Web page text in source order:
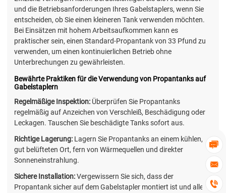



und die Betriebsanforderungen Ihres Gabelstaplers, wenn Sie
entscheiden, ob Sie einen kleineren Tank verwenden möchten.
Bei Einsätzen mit hohem Arbeitsaufkommen kann es
praktischer sein, einen Standard-Propantank von 33 Pfund zu
verwenden, um einen kontinuierlichen Betrieb ohne
Unterbrechungen zu gewährleisten.
Bewährte Praktiken für die Verwendung von Propantanks auf
Gabelstaplern
Regelmäßige Inspektion: Überprüfen Sie Propantanks
regelmäßig auf Anzeichen von Verschleiß, Beschädigung oder
Leckagen. Tauschen Sie beschädigte Tanks sofort aus.
Richtige Lagerung: Lagern Sie Propantanks an einem kühlen,
gut belüfteten Ort, fern von Wärmequellen und direkter
Sonneneinstrahlung.
Sichere Installation:Vergewissern Sie sich, dass der
Propantank sicher auf dem Gabelstapler montiert ist und alle